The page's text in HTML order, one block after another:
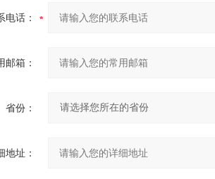
电话：
邮箱：
省份：
地址：